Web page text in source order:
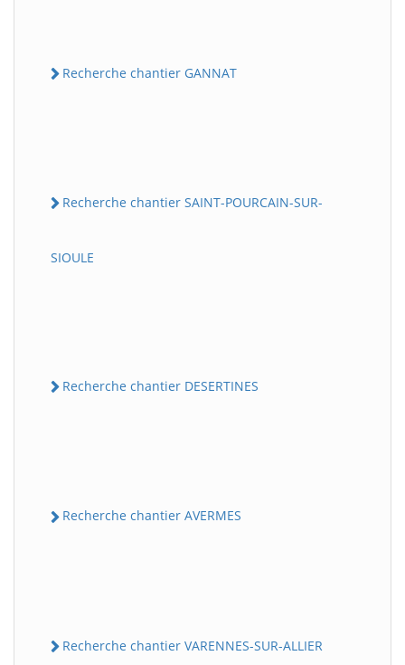
Recherche chantier GANNAT
Recherche chantier SAINT-POURCAIN-SUR-
SIOULE
Recherche chantier DESERTINES
Recherche chantier AVERMES
Recherche chantier VARENNES-SUR-ALLIER